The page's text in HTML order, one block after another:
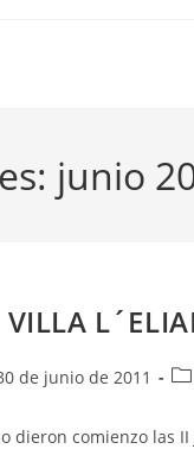
junio
de junio de 2011
dieron comienzo las